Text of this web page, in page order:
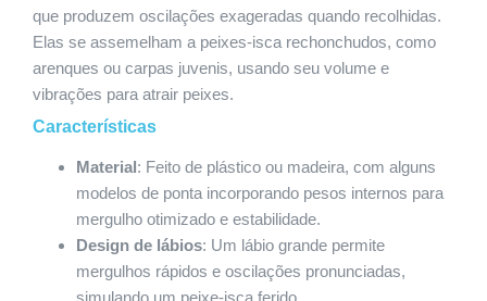
que produzem oscilações exageradas quando recolhidas.
Elas se assemelham a peixes-isca rechonchudos, como
arenques ou carpas juvenis, usando seu volume e
vibrações para atrair peixes.
Características
Material: Feito de plástico ou madeira, com alguns
modelos de ponta incorporando pesos internos para
mergulho otimizado e estabilidade.
Design de lábios: Um lábio grande permite
mergulhos rápidos e oscilações pronunciadas,
simulando um peixe-isca ferido.